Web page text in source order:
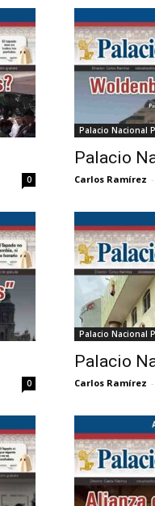
0
Palacio Nacional
Palacio
Carlos Ramírez -
0
Palacio Nacional
Palacio
Carlos Ramírez -